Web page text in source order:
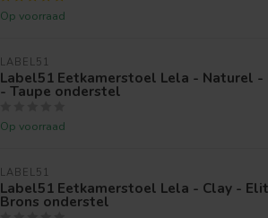
Op voorraad
LABEL51
Label51 Eetkamerstoel Lela - Naturel -
- Taupe onderstel
Op voorraad
LABEL51
Label51 Eetkamerstoel Lela - Clay -
Brons onderstel